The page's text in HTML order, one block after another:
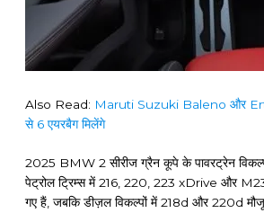
Also Read: Maruti Suzuki Baleno और
से 6 एयरबैग मिलेंगे
2025 BMW 2 सीरीज ग्रैन कूपे के पावरट्रेन
पेट्रोल ट्रिम्स में 216, 220, 223 xDrive और
गए हैं, जबकि डीज़ल विकल्पों में 218d और 220d